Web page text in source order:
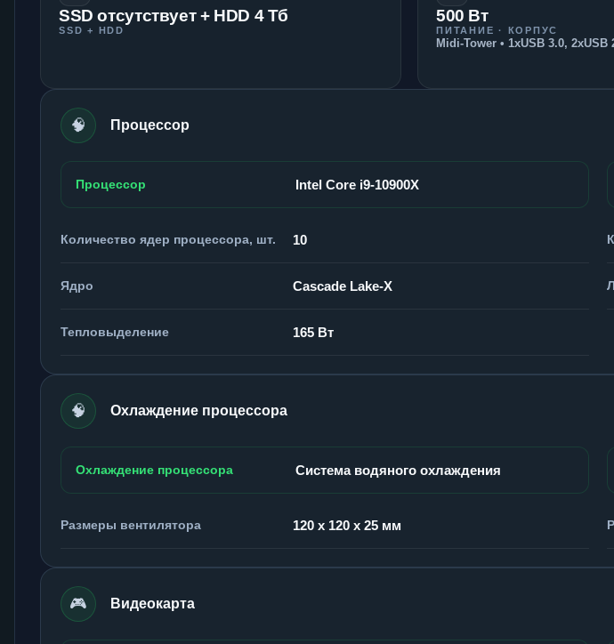
SSD отсутствует + HDD 4 Тб
SSD + HDD
500 Вт
ПИТАНИЕ · КОРПУС
Midi-Tower • 1xUSB 3.0, 2xUSB
🧠 Процессор
Процессор Intel Core i9-10900X
Количество ядер процессора, шт. 10
Ядро Cascade Lake-X
Тепловыделение 165 Вт
🧠 Охлаждение процессора
Охлаждение процессора Система водяного охлаждения
Размеры вентилятора 120 x 120 x 25 мм
🎮 Видеокарта